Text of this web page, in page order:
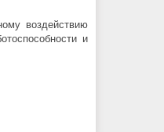
воздействию
и